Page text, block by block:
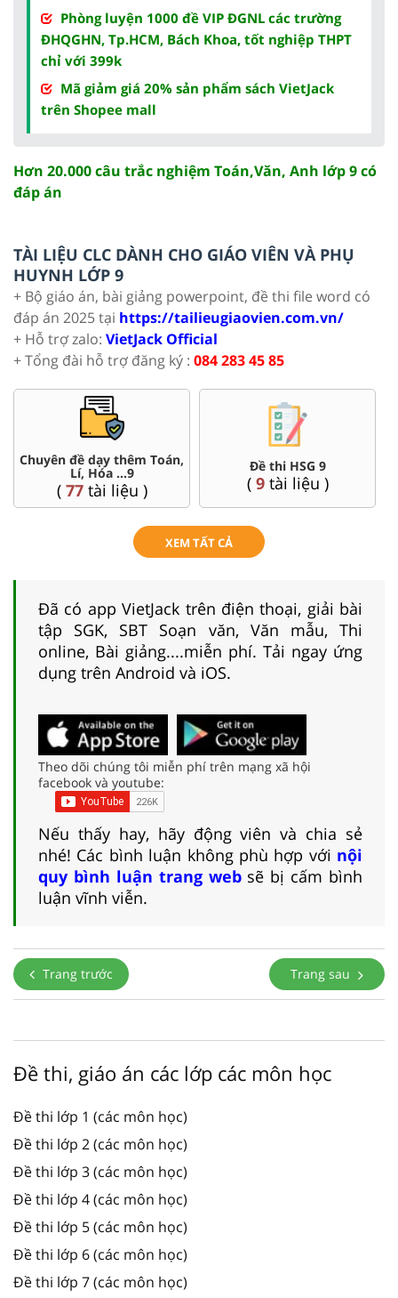
Phòng luyện 1000 đề VIP ĐGNL các trường
ĐHQGHN, Tp.HCM, Bách Khoa, tốt nghiệp THPT
chỉ với 399k
Mã giảm giá 20% sản phẩm sách VietJack
trên Shopee mall
Hơn 20.000 câu trắc nghiệm Toán,Văn, Anh lớp 9 có
đáp án
TÀI LIỆU CLC DÀNH CHO GIÁO VIÊN VÀ PHỤ
HUYNH LỚP 9
+ Bộ giáo án, bài giảng powerpoint, đề thi file word có
đáp án 2025 tại https://tailieugiaovien.com.vn/
+ Hỗ trợ zalo: VietJack Official
+ Tổng đài hỗ trợ đăng ký : 084 283 45 85
Chuyên đề dạy thêm Toán,
Lí, Hóa ...9
( 77tài liệu )
Đề thi HSG 9
( 9tài liệu )
XEM TẤT CẢ
Đã có app VietJack trên điện thoại, giải bài
tập SGK, SBT Soạn văn, Văn mẫu, Thi
online, Bài giảng....miễn phí. Tải ngay ứng
dụng trên Android và iOS.
Theo dõi chúng tôi miễn phí trên mạng xã hội
facebook và youtube:
Nếu thấy hay, hãy động viên và chia sẻ
nhé! Các bình luận không phù hợp với nội
quy bình luận trang websẽ bị cấm bình
luận vĩnh viễn.
Trang trước Trang sau
Đề thi, giáo án các lớp các môn học
Đề thi lớp 1 (các môn học)
Đề thi lớp 2 (các môn học)
Đề thi lớp 3 (các môn học)
Đề thi lớp 4 (các môn học)
Đề thi lớp 5 (các môn học)
Đề thi lớp 6 (các môn học)
Đề thi lớp 7 (các môn học)